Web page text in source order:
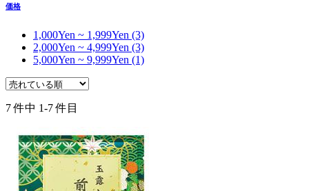
価格
1,000Yen ~ 1,999Yen (3)
2,000Yen ~ 4,999Yen (3)
5,000Yen ~ 9,999Yen (1)
7 件中 1-7 件目